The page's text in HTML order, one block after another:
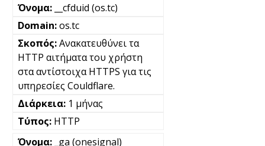
__cfduid (os.tc)
os.tc
Ανακατευθύνει τα
HTTP αιτήματα του χρήστη
στα αντίστοιχα HTTPS για τις
υπηρεσίες Couldflare.
1 μήνας
HTTP
_ga (onesignal)